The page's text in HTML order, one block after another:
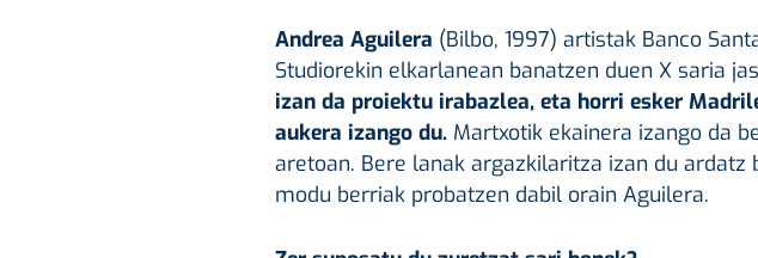
Andrea Aguilera (Bilbo, 1997) artistak Banco
Studiorekin elkarlanean banatzen duen X saria
izan da proiektu irabazlea, eta horri esker
aukera izango du.Martxotik ekainera izango da
aretoan. Bere lanak argazkilaritza izan du ardatz
modu berriak probatzen dabil orain Aguilera.